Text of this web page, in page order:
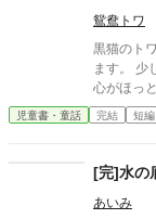
鴛鴦トワ
黒猫のト
ます。 少しずつ距離を縮めながら、 ふたりが見つけていくのは、
心がほっとできる「
とゴール
児童書・童話 完結 短編
[完]水の
あいみ